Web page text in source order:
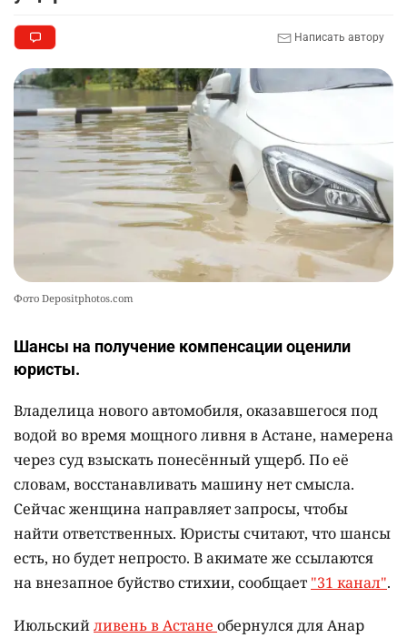
10
кинорежиссёр Ардак Амиркулов
2323 0 50
Написать автору
Фото Depositphotos.com
Шансы на получение компенсации оценили
юристы.
Владелица нового автомобиля, оказавшегося под
водой во время мощного ливня в Астане, намерена
через суд взыскать понесённый ущерб. По её
словам, восстанавливать машину нет смысла.
Сейчас женщина направляет запросы, чтобы
найти ответственных. Юристы считают, что шансы
есть, но будет непросто. В акимате же ссылаются
на внезапное буйство стихии, сообщает "31 канал".
Июльскийливень в Астане обернулся для Анар